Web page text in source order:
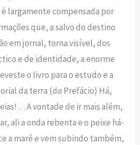
largamente compensada por
que, a salvo do destino
em jornal, torna visível, dos
e de identidade, a enorme
o livro para o estudo e a
da terra (do Prefácio) Há,
A vontade de ir mais além,
ali a onda rebenta e o peixe há-
a maré e vem subindo também,